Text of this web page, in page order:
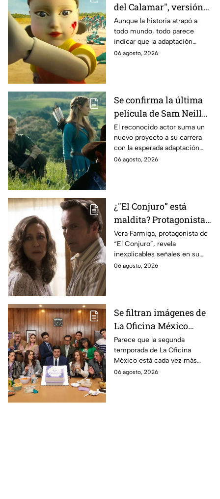
del Calamar", versión
Estados Unidos? Esto
es lo que se sabe al
momento
Aunque la historia atrapó a
todo mundo, todo parece
indicar que la adaptación
podría ser cancelada:
06 agosto, 2026
Se confirma la última
película de Sam Neill
antes de morir: esto es
lo que se sabe hasta
ahora
El reconocido actor suma un
nuevo proyecto a su carrera
con la esperada adaptación
cinematográfica del popular
06 agosto, 2026
¿"El Conjuro” está
maldita? Protagonista
revela INQUIETANTES
señales en su cuerpo
durante la grabación de
la película
Vera Farmiga, protagonista de
“El Conjuro”, revela
inexplicables señales en su
cuerpo durante el rodaje de la
06 agosto, 2026
Se filtran imágenes de
La Oficina México
temporada 2 y un
detalle desata teorías
entre los fans
Parece que la segunda
temporada de La Oficina
México está cada vez más
cerca, pues el elenco ya se
06 agosto, 2026